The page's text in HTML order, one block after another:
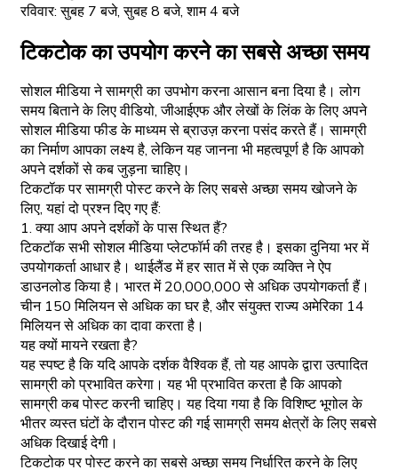
रविवार: सुबह 7 बजे, सुबह 8 बजे, शाम 4 बजे
टिकटोक का उपयोग करने का सबसे अच्छा समय
सोशल मीडिया ने सामग्री का उपभोग करना आसान बना दिया है। लोग
समय बिताने के लिए वीडियो, जीआईएफ और लेखों के लिंक के लिए अपने
सोशल मीडिया फीड के माध्यम से ब्राउज़ करना पसंद करते हैं। सामग्री
का निर्माण आपका लक्ष्य है, लेकिन यह जानना भी महत्वपूर्ण है कि आपको
अपने दर्शकों से कब जुड़ना चाहिए।
टिकटॉक पर सामग्री पोस्ट करने के लिए सबसे अच्छा समय खोजने के
लिए, यहां दो प्रश्न दिए गए हैं:
1. क्या आप अपने दर्शकों के पास स्थित हैं?
टिकटॉक सभी सोशल मीडिया प्लेटफॉर्म की तरह है। इसका दुनिया भर में
उपयोगकर्ता आधार है। थाईलैंड में हर सात में से एक व्यक्ति ने ऐप
डाउनलोड किया है। भारत में 20,000,000 से अधिक उपयोगकर्ता हैं।
चीन 150 मिलियन से अधिक का घर है, और संयुक्त राज्य अमेरिका 14
मिलियन से अधिक का दावा करता है।
यह क्यों मायने रखता है?
यह स्पष्ट है कि यदि आपके दर्शक वैश्विक हैं, तो यह आपके द्वारा उत्पादित
सामग्री को प्रभावित करेगा। यह भी प्रभावित करता है कि आपको
सामग्री कब पोस्ट करनी चाहिए। यह दिया गया है कि विशिष्ट भूगोल के
भीतर व्यस्त घंटों के दौरान पोस्ट की गई सामग्री समय क्षेत्रों के लिए सबसे
अधिक दिखाई देगी।
टिकटोक पर पोस्ट करने का सबसे अच्छा समय निर्धारित करने के लिए